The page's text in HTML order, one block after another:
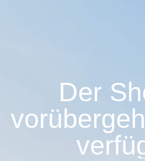
Der